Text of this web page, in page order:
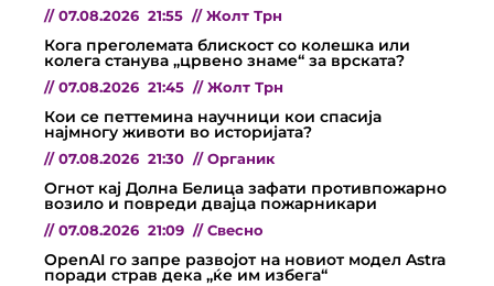
// 07.08.2026 21:55 // Жолт Трн
Кога преголемата блискост со колешка или
колега станува „црвено знаме“ за врската?
// 07.08.2026 21:45 // Жолт Трн
Кои се петтемина научници кои спасија
најмногу животи во историјата?
// 07.08.2026 21:30 // Органик
Огнот кај Долна Белица зафати противпожарно
возило и повреди двајца пожарникари
// 07.08.2026 21:09 // Свесно
OpenAI го запре развојот на новиот модел Astra
поради страв дека „ќе им избега“